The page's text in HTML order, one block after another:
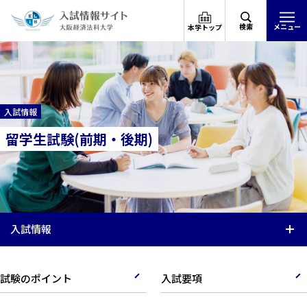
本学トップ 検索 メニュー
入試情報
留学生試験(前期・後期)
入試情報
試験のポイント 入試要項